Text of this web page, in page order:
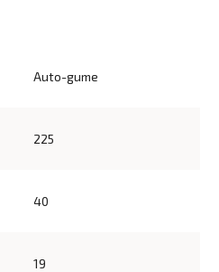
Auto-gume
225
40
19